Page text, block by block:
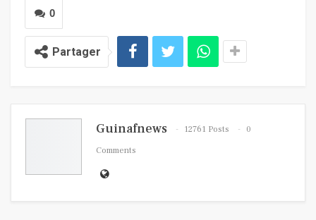
0
Partager
Guinafnews 12761 Posts
0
Comments